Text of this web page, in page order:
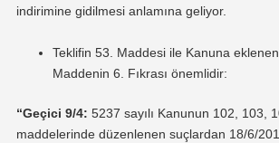
indirimine gidilmesi anlamına geliyor.
Teklifin 53. Maddesi ile Kanuna
Maddenin 6. Fıkrası önemlidir:
“Geçici 9/4: 5237 sayılı Kanunun 102, 103,
maddelerinde düzenlenen suçlardan 18/6/